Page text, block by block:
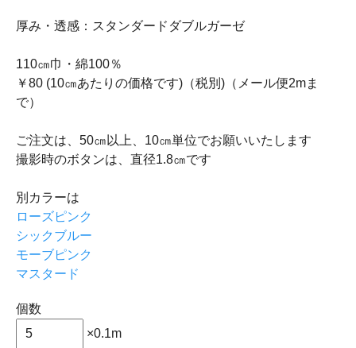
厚み・透感：スタンダードダブルガーゼ
110㎝巾・綿100％
￥80 (10㎝あたりの価格です)（税別)（メール便2mま
で）
ご注文は、50㎝以上、10㎝単位でお願いいたします
撮影時のボタンは、直径1.8㎝です
別カラーは
ローズピンク
シックブルー
モーブピンク
マスタード
個数
×0.1m